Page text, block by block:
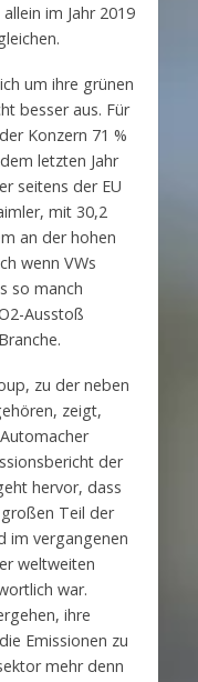
im Jahr 2019
um ihre grünen
besser aus. Für
Konzern 71 %
letzten Jahr
seitens der EU
mit 30,2
an der hohen
wenn VWs
so manch
Ausstoß
zu der neben
zeigt,
der
hervor, dass
Teil der
im vergangenen
weltweiten
war.
ihre
Emissionen zu
mehr denn